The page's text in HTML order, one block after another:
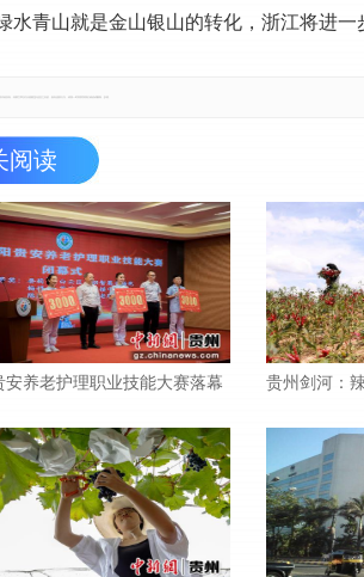
水青山就是金山银山的转化，浙江将进
阅读
安养老护理职业技能大赛落幕 贵州剑河：